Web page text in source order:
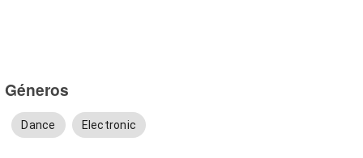
Géneros
Dance Electronic